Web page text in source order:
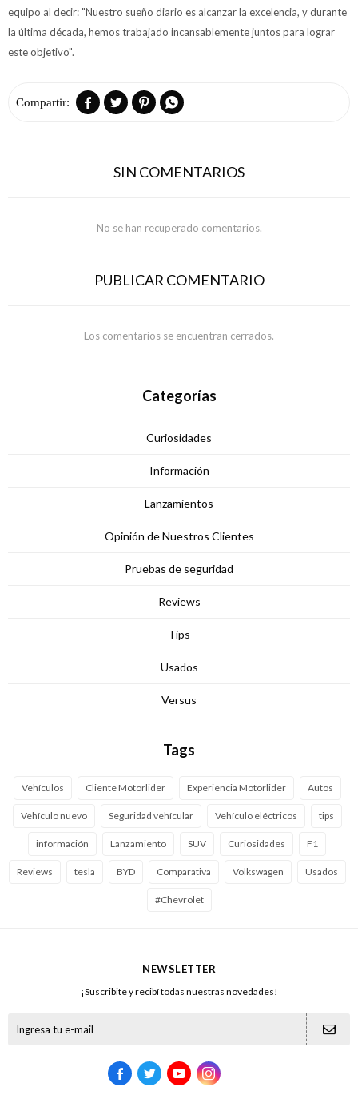
equipo al decir: "Nuestro sueño diario es alcanzar la excelencia, y durante
la última década, hemos trabajado incansablemente juntos para lograr
este objetivo".
   
SIN COMENTARIOS
No se han recuperado comentarios.
PUBLICAR COMENTARIO
Los comentarios se encuentran cerrados.
Categorías
Curiosidades
Información
Lanzamientos
Opinión de Nuestros Clientes
Pruebas de seguridad
Reviews
Tips
Usados
Versus
Tags
Vehículos Cliente Motorlider Experiencia Motorlider Autos
Vehículo nuevo Seguridad vehícular Vehículo eléctricos tips
información Lanzamiento SUV Curiosidades F1
Reviews tesla BYD Comparativa Volkswagen Usados
#Chevrolet
NEWSLETTER
¡Suscribite y recibí todas nuestras novedades!
   